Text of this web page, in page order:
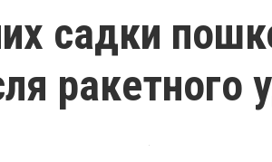
садки
ракетного